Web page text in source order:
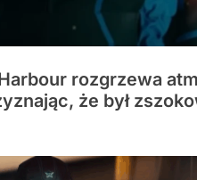
rozgrzewa
że był